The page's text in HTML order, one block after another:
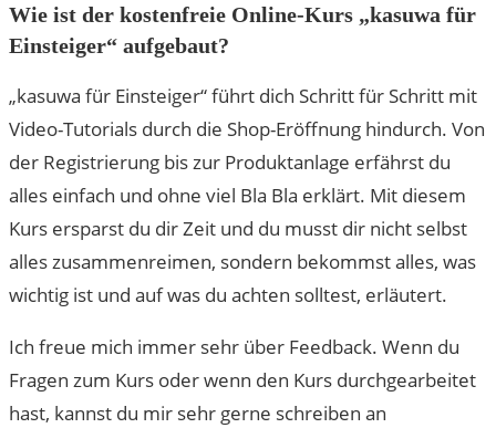
Wie ist der kostenfreie Online-Kurs „kasuwa für
Einsteiger“ aufgebaut?
„kasuwa für Einsteiger“ führt dich Schritt für Schritt mit
Video-Tutorials durch die Shop-Eröffnung hindurch. Von
der Registrierung bis zur Produktanlage erfährst du
alles einfach und ohne viel Bla Bla erklärt. Mit diesem
Kurs ersparst du dir Zeit und du musst dir nicht selbst
alles zusammenreimen, sondern bekommst alles, was
wichtig ist und auf was du achten solltest, erläutert.
Ich freue mich immer sehr über Feedback. Wenn du
Fragen zum Kurs oder wenn den Kurs durchgearbeitet
hast, kannst du mir sehr gerne schreiben an